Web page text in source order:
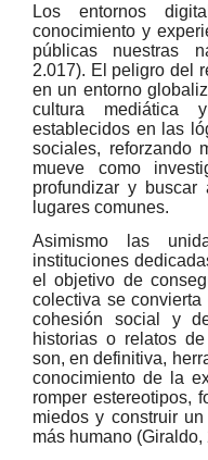
Los entornos
conocimiento y
públicas nuestras
2.017). El peligro del
en un entorno
cultura mediática
establecidos en las
sociales, reforzando
mueve como
profundizar y buscar
lugares comunes.
Asimismo las
instituciones
el objetivo de
colectiva se
cohesión social y
historias o relatos
son, en definitiva,
conocimiento de la
romper estereotipos,
miedos y construir
más humano (Giraldo,